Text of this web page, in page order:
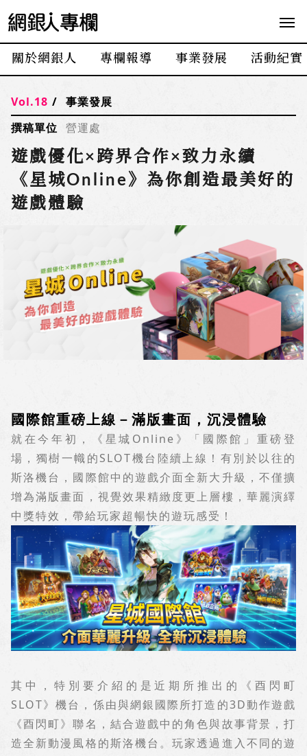
網
人
專
欄
關於網銀人 專欄報導 事業發展 活動紀實
Vol.18
事業發展
撰稿單位 營運處
遊戲優化×跨界合作×致力永續
《星城Online》為你創造最美好的
遊戲體驗
國際館重磅上線－滿版畫面，沉浸體驗
就在今年初，《星城 Online 》「國際館」重磅登
場，獨樹一幟的SLOT機台陸續上線！有別於以往的
斯洛機台，國際館中的遊戲介面全新大升級，不僅擴
增為滿版畫面，視覺效果精緻度更上層樓，華麗演繹
中獎特效，帶給玩家超暢快的遊玩感受！
其中，特別要介紹的是近期所推出的《酉閃町
SLOT》機台，係由與網銀國際所打造的3D動作遊戲
《酉閃町》聯名，結合遊戲中的角色與故事背景，打
造全新動漫風格的斯洛機台。玩家透過進入不同的遊